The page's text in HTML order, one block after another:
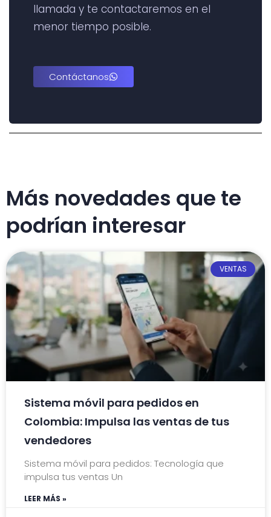
llamada y te contactaremos en el
menor tiempo posible.
Contáctanos
Más novedades que te
podrían interesar
VENTAS
Sistema móvil para pedidos en
Colombia: Impulsa las ventas de tus
vendedores
Sistema móvil para pedidos: Tecnología que
impulsa tus ventas Un
LEER MÁS »